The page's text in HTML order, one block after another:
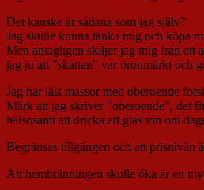
Det kanske är sådana som jag själv?
Jag skulle kunna tänka mig och köpa
Men antagligen skiljer jag mig från ett
jag ju att "skatten" var öronmärkt och
Jag har läst massor med oberoende
Märk att jag skriver "oberoende", det
hälsosamt att dricka ett glas vin om
Begränsas tillgången och att prisnivån
Att hembränningen skulle öka är en